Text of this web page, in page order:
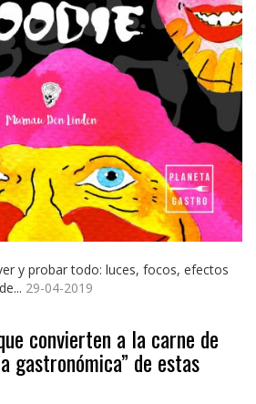
y probar todo: luces, focos, efectos
29-04-2019
convierten a la carne de
gastronómica” de estas